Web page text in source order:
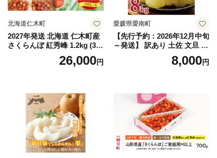
国産 1.2kg 先行｜
北海道仁木町
2027年発送 北海道 仁木町産
さくらんぼ 紅秀峰 1.2kg (300
g×4パック) Lサイズ以上 旬
桜桃 産地直送 サクランボ チ
26,000円
愛媛県愛南町
【先行予約：2026年12月中旬
～発送】 訳あり 土佐 文旦 8k
g (Mサイズ以上サイズミック
ス) 8000円 わけあり ぶんた
産 農家直送 期間限定 特産品
サイズミックス くらもとフ
ァーム 愛南町 愛媛県
8,000円